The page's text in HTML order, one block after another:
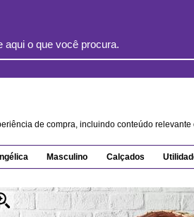
de compra, incluindo conteúdo
Masculino Calçados